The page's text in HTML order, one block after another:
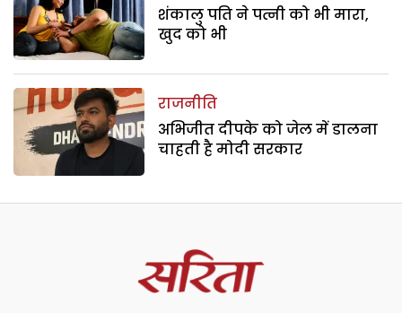
शंकालु पति ने पत्नी को भी मारा,
खुद को भी
राजनीति
अभिजीत दीपके को जेल में डालना
चाहती है मोदी सरकार